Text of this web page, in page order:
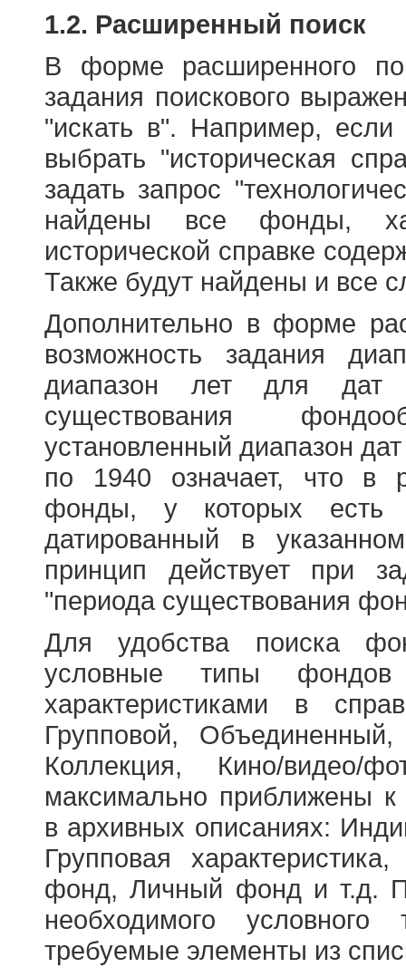
1.2. Расширенный поиск
В форме расширенного
задания поискового
"искать в". Например,
выбрать "историческая
задать запрос
найдены все фонды,
исторической справке
Также будут найдены и все
Дополнительно в форме
возможность задания
диапазон лет для
существования
установленный диапазон
по 1940 означает, что в
фонды, у которых есть
датированный в
принцип действует при
"периода существования
Для удобства поиска
условные типы
характеристиками в
Групповой,
Коллекция, Кино/
максимально приближены
в архивных описаниях:
Групповая
фонд, Личный фонд и т.д.
необходимого
требуемые элементы из